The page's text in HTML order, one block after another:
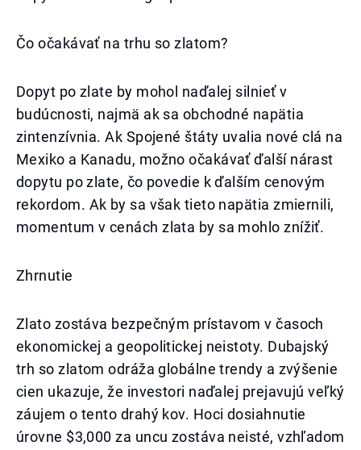
Čo očakávať na trhu so zlatom?
Dopyt po zlate by mohol naďalej silnieť v
budúcnosti, najmä ak sa obchodné napätia
zintenzívnia. Ak Spojené štáty uvalia nové clá na
Mexiko a Kanadu, možno očakávať ďalší nárast
dopytu po zlate, čo povedie k ďalším cenovým
rekordom. Ak by sa však tieto napätia zmiernili,
momentum v cenách zlata by sa mohlo znížiť.
Zhrnutie
Zlato zostáva bezpečným prístavom v časoch
ekonomickej a geopolitickej neistoty. Dubajský
trh so zlatom odráža globálne trendy a zvýšenie
cien ukazuje, že investori naďalej prejavujú veľký
záujem o tento drahý kov. Hoci dosiahnutie
úrovne $3,000 za uncu zostáva neisté, vzhľadom